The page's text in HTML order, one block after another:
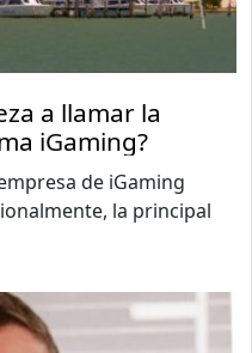
a llamar la
iGaming?
de iGaming
la principal